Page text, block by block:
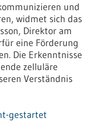
und
widmet sich das
Direktor am
eine Förderung
Die Erkenntnisse
zelluläre
Verständnis
gestartet